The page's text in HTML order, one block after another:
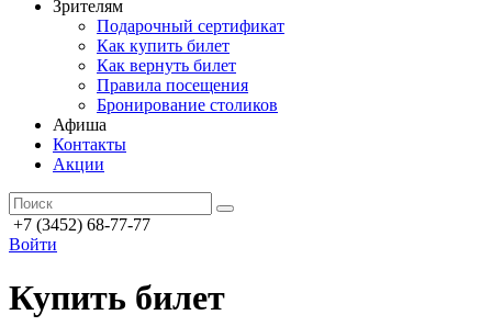
Зрителям
Подарочный сертификат
Как купить билет
Как вернуть билет
Правила посещения
Бронирование столиков
Афиша
Контакты
Акции
+7 (3452) 68-77-77
Войти
Купить билет